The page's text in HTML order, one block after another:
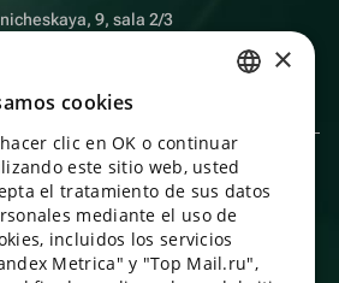
9, sala 2/3
de datos
ENGLISH
UKRAINIAN
PORTUGUESE
SPANISH
×
cookies
clic en OK o continuar
este sitio web, usted
el tratamiento de sus datos
mediante el uso de
incluidos los servicios
Metrica" y "Top Mail.ru",